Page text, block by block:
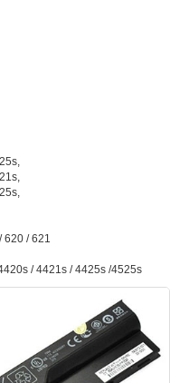
620 / 621
/ 4421s / 4425s /4525s